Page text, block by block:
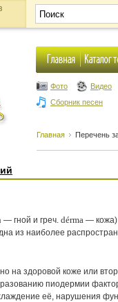
Фото Видео
Сборник песен
Главная Перечень
— гной и греч. dérma — кожа)
из наиболее
на здоровой коже или
пиодермии
её, нарушения